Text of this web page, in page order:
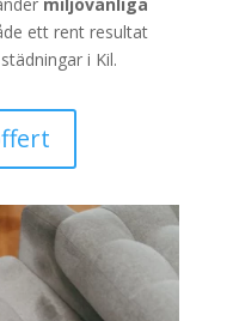
ett rent resultat
i Kil.